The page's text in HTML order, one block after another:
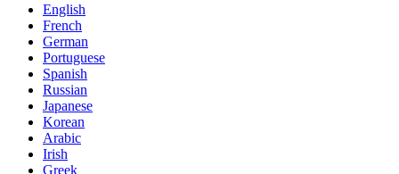
English
French
German
Portuguese
Spanish
Russian
Japanese
Korean
Arabic
Irish
Greek